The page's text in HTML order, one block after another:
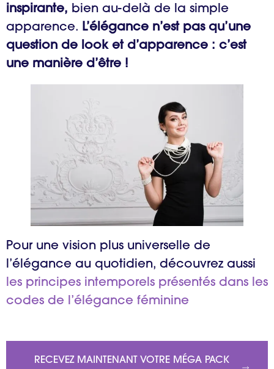
inspirante, bien au-delà de la simple
apparence. L’élégance n’est pas qu’une
question de look et d’apparence : c’est
une manière d’être !
Pour une vision plus universelle de
l’élégance au quotidien, découvrez aussi
les principes intemporels présentés dans les
codes de l’élégance féminine
RECEVEZ MAINTENANT VOTRE MÉGA PACK